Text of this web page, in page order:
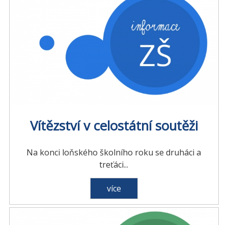
Vítězství v celostátní soutěži
Na konci loňského školního roku se druháci a
treťáci...
více